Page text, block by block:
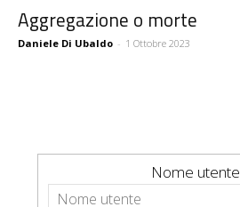
Aggregazione o morte
Daniele Di Ubaldo - 1 Ottobre 2023
Nome utente